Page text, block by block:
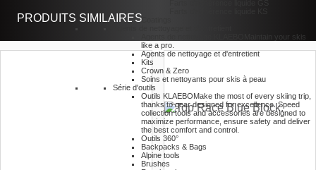
Coatings
Maintain your skis
like a pro.
Agents de nettoyage et d'entretient
Kits
Crown & Zero
Soins et nettoyants pour skis à peau
Série d'outils
Outils KLAEBOMake the most of every skiing trip,
thanks to gear designed for excellence. Speed
collection tools and accessories are designed to
maximize performance, ensure safety and deliver
the best comfort and control.
Outils 360°
Backpacks & Bags
Alpine tools
Brushes
PRODUITS SIMILAIRES